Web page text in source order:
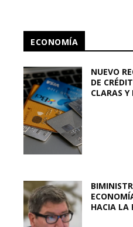
ECONOMÍA
NUEVO
DE
CLARAS
HACIA LA